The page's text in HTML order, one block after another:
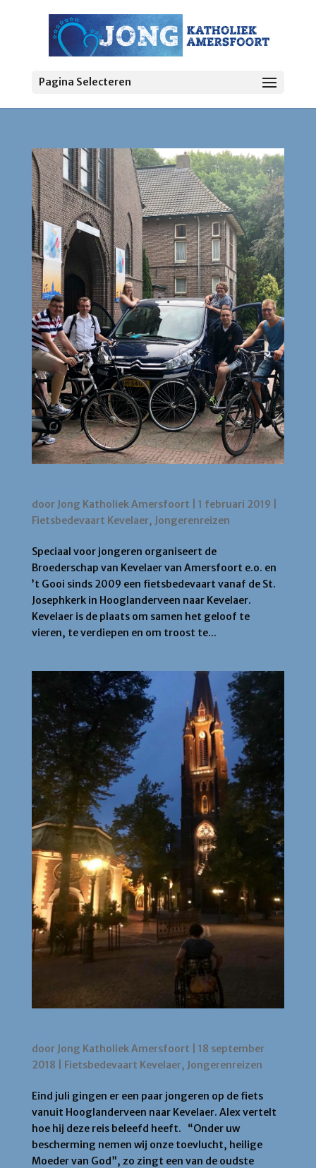
Pagina Selecteren
door Jong Katholiek Amersfoort 1 februari 2019
Fietsbedevaart Kevelaer, Jongerenreizen
Speciaal voor jongeren organiseert de
Broederschap van Kevelaer van Amersfoort e.o. en
’t Gooi sinds 2009 een fietsbedevaart vanaf de St.
Josephkerk in Hooglanderveen naar Kevelaer.
Kevelaer is de plaats om samen het geloof te
vieren, te verdiepen en om troost te...
door Jong Katholiek Amersfoort
18 september
2018
Fietsbedevaart Kevelaer, Jongerenreizen
Eind juli gingen er een paar jongeren op de fiets
vanuit Hooglanderveen naar Kevelaer. Alex vertelt
hoe hij deze reis beleefd heeft. “Onder uw
bescherming nemen wij onze toevlucht, heilige
Moeder van God”, zo zingt een van de oudste